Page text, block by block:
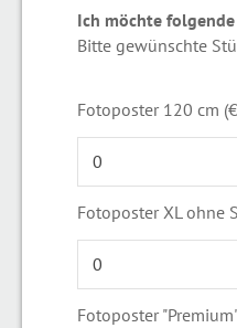
Ich möchte
Bitte gewünschte
Fotoposter 120 cm
Fotoposter XL ohne
Fotoposter